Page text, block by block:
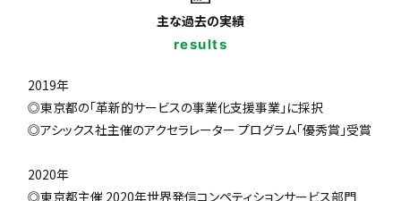
主な過去の実績
results
2019年
◎東京都の「革新的サービスの事業化支援事業」に採択
◎アシックス社主催のアクセラレーター プログラム「優秀賞」受賞
2020年
◎東京都主催 2020年世界発信コンペティションサービス部門